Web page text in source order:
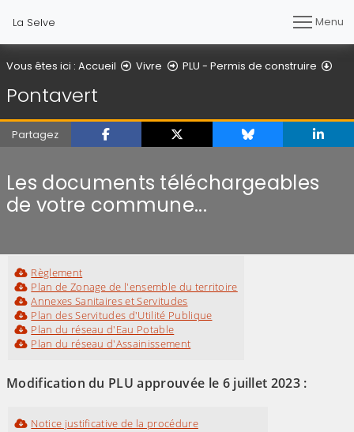
La Selve Menu
Vous êtes ici : Accueil Vivre PLU - Permis de construire
Pontavert
Partagez
Les documents téléchargeables
de votre commune...
Règlement
Plan de Zonage de l'ensemble du territoire
Annexes Sanitaires et Servitudes
Plan des Servitudes d'Utilité Publique
Plan du réseau d'Eau Potable
Plan du réseau d'Assainissement
Modification du PLU approuvée le 6 juillet 2023 :
Notice justificative de la procédure